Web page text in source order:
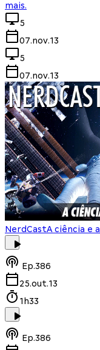
mais.
5
07.nov.13
5
07.nov.13
NerdCastA ciência e
Ep.386
25.out.13
1h33
Ep.386